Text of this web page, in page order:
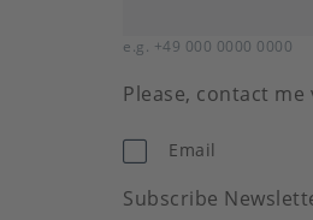
e.g. +49 000 0000 0000
Please, contact me
Email
Subscribe